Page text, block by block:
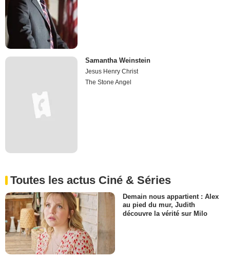
Samantha Weinstein
Jesus Henry Christ
The Stone Angel
Toutes les actus Ciné & Séries
Demain nous appartient : Alex
au pied du mur, Judith
découvre la vérité sur Milo